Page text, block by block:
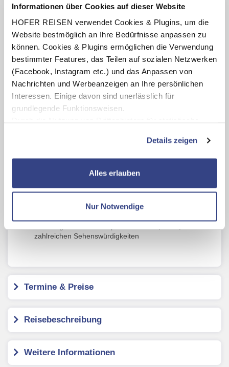
Informationen über Cookies auf dieser Website
HOFER REISEN verwendet Cookies & Plugins, um die
Website bestmöglich an Ihre Bedürfnisse anpassen zu
können. Cookies & Plugins ermöglichen die Verwendung
bestimmter Features, das Teilen auf sozialen Netzwerken
(Facebook, Instagram etc.) und das Anpassen von
Nachrichten und Werbeanzeigen an Ihre persönlichen
Interessen. Einige davon sind unerlässlich für
grundlegende Funktionsweisen.
zusätzliche Dienste bzw. Technologien von Drittanbietern
nutzen und uns sowie Dritten weitere Personalisierungen
ermöglichen, dabei kommt es auch zu Übermittlungen
Datenschutzseite
Mit Klick auf "Alles erlauben" stimmen Sie der
Verwendung der Cookies & Plugins auf unseren
Details zeigen
Alles erlauben
Nur Notwendige
Nationalpark
1 x Bootsfahrt auf dem Ganges in Varanasi
Alle Transfers im klimatisierten Reisebus
Alle Ausflüge, Eintritte, Nationalparkgebühren und
Besichtigungen lt. Reiseverlauf
Örtliche deutschsprachige Reiseleitung
viele weitere Paläste und Tempel
Nationalparks auf Pirschfahrten
Nehmen Sie am Ufer des heiligen Ganges an einem
Erleben Sie Varanasi bei einer frühmorgendlichen
zahlreichen Sehenswürdigkeiten
Termine & Preise
Reisebeschreibung
Weitere Informationen